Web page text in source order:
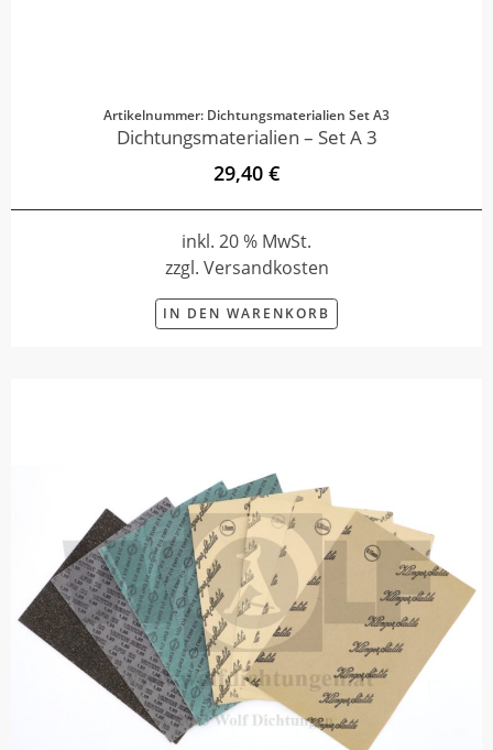
Artikelnummer: Dichtungsmaterialien Set A3
Dichtungsmaterialien – Set A 3
29,40 €
inkl. 20 % MwSt.
zzgl. Versandkosten
IN DEN WARENKORB